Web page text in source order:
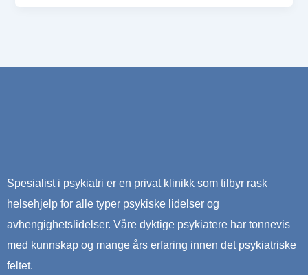
Spesialist i psykiatri er en privat klinikk som tilbyr rask
helsehjelp for alle typer psykiske lidelser og
avhengighetslidelser. Våre dyktige psykiatere har tonnevis
med kunnskap og mange års erfaring innen det psykiatriske
feltet.